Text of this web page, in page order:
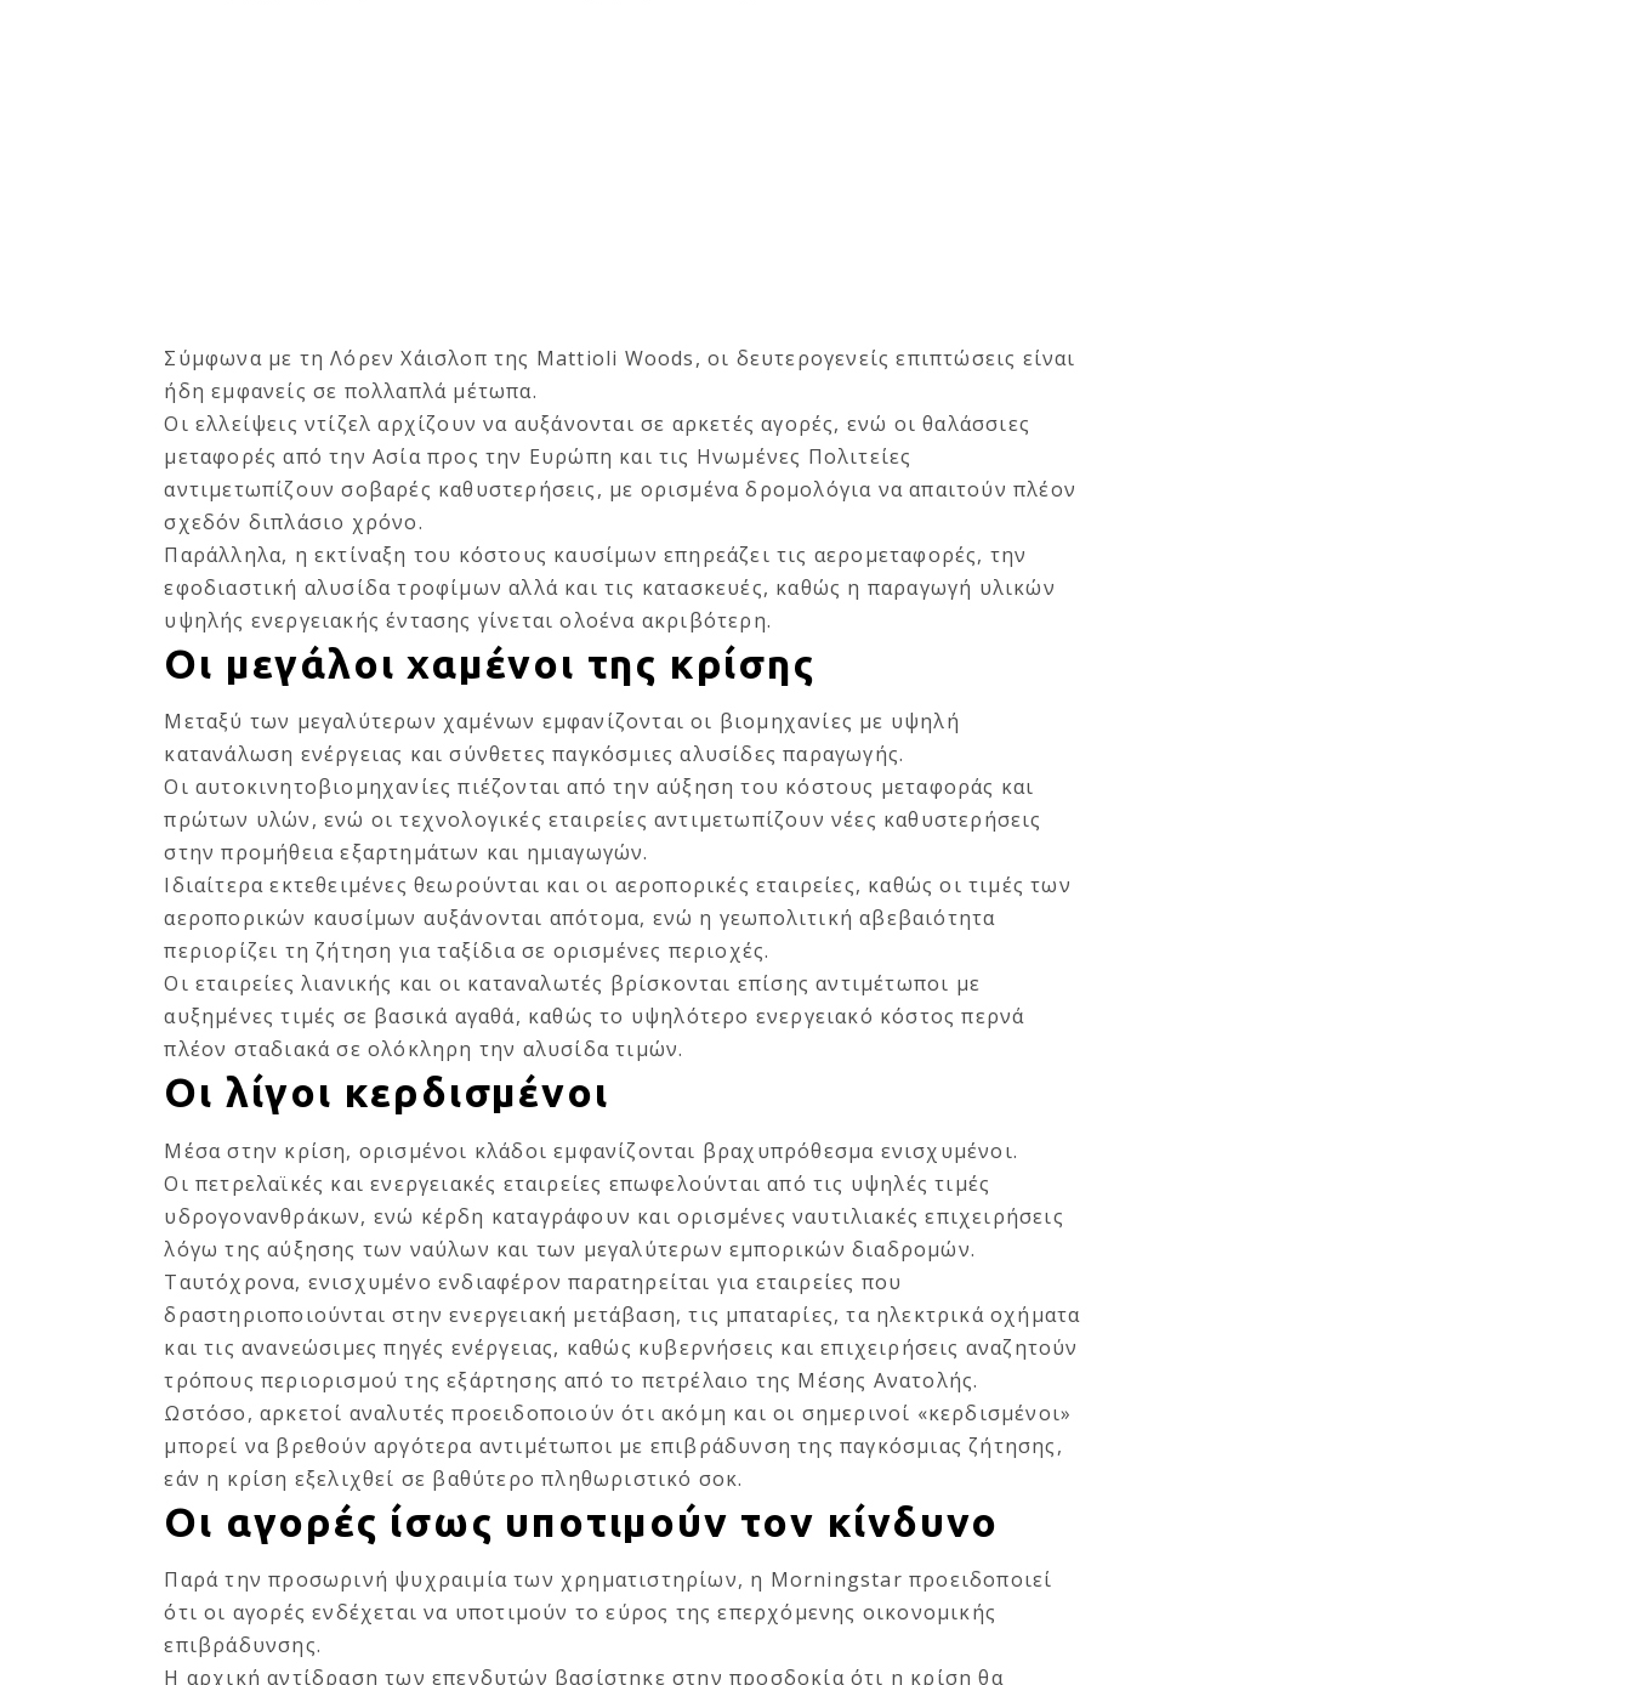
Σύμφωνα με τη Λόρεν Χάισλοπ της Mattioli Woods, οι δευτερογενείς επιπτώσεις είναι
ήδη εμφανείς σε πολλαπλά μέτωπα.
Οι ελλείψεις ντίζελ αρχίζουν να αυξάνονται σε αρκετές αγορές, ενώ οι θαλάσσιες
μεταφορές από την Ασία προς την Ευρώπη και τις Ηνωμένες Πολιτείες
αντιμετωπίζουν σοβαρές καθυστερήσεις, με ορισμένα δρομολόγια να απαιτούν πλέον
σχεδόν διπλάσιο χρόνο.
Παράλληλα, η εκτίναξη του κόστους καυσίμων επηρεάζει τις αερομεταφορές, την
εφοδιαστική αλυσίδα τροφίμων αλλά και τις κατασκευές, καθώς η παραγωγή υλικών
υψηλής ενεργειακής έντασης γίνεται ολοένα ακριβότερη.
Οι μεγάλοι χαμένοι της κρίσης
Μεταξύ των μεγαλύτερων χαμένων εμφανίζονται οι βιομηχανίες με υψηλή
κατανάλωση ενέργειας και σύνθετες παγκόσμιες αλυσίδες παραγωγής.
Οι αυτοκινητοβιομηχανίες πιέζονται από την αύξηση του κόστους μεταφοράς και
πρώτων υλών, ενώ οι τεχνολογικές εταιρείες αντιμετωπίζουν νέες καθυστερήσεις
στην προμήθεια εξαρτημάτων και ημιαγωγών.
Ιδιαίτερα εκτεθειμένες θεωρούνται και οι αεροπορικές εταιρείες, καθώς οι τιμές των
αεροπορικών καυσίμων αυξάνονται απότομα, ενώ η γεωπολιτική αβεβαιότητα
περιορίζει τη ζήτηση για ταξίδια σε ορισμένες περιοχές.
Οι εταιρείες λιανικής και οι καταναλωτές βρίσκονται επίσης αντιμέτωποι με
αυξημένες τιμές σε βασικά αγαθά, καθώς το υψηλότερο ενεργειακό κόστος περνά
πλέον σταδιακά σε ολόκληρη την αλυσίδα τιμών.
Οι λίγοι κερδισμένοι
Μέσα στην κρίση, ορισμένοι κλάδοι εμφανίζονται βραχυπρόθεσμα ενισχυμένοι.
Οι πετρελαϊκές και ενεργειακές εταιρείες επωφελούνται από τις υψηλές τιμές
υδρογονανθράκων, ενώ κέρδη καταγράφουν και ορισμένες ναυτιλιακές επιχειρήσεις
λόγω της αύξησης των ναύλων και των μεγαλύτερων εμπορικών διαδρομών.
Ταυτόχρονα, ενισχυμένο ενδιαφέρον παρατηρείται για εταιρείες που
δραστηριοποιούνται στην ενεργειακή μετάβαση, τις μπαταρίες, τα ηλεκτρικά οχήματα
και τις ανανεώσιμες πηγές ενέργειας, καθώς κυβερνήσεις και επιχειρήσεις αναζητούν
τρόπους περιορισμού της εξάρτησης από το πετρέλαιο της Μέσης Ανατολής.
Ωστόσο, αρκετοί αναλυτές προειδοποιούν ότι ακόμη και οι σημερινοί «κερδισμένοι»
μπορεί να βρεθούν αργότερα αντιμέτωποι με επιβράδυνση της παγκόσμιας ζήτησης,
εάν η κρίση εξελιχθεί σε βαθύτερο πληθωριστικό σοκ.
Οι αγορές ίσως υποτιμούν τον κίνδυνο
Παρά την προσωρινή ψυχραιμία των χρηματιστηρίων, η Morningstar προειδοποιεί
ότι οι αγορές ενδέχεται να υποτιμούν το εύρος της επερχόμενης οικονομικής
επιβράδυνσης.
Η αρχική αντίδραση των επενδυτών βασίστηκε στην προσδοκία ότι η κρίση θα